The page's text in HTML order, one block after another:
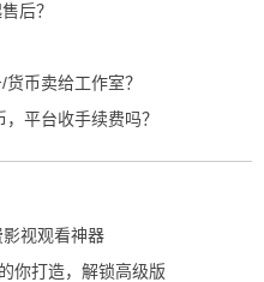
后？
币卖给工作室？
平台收手续费吗？
视观看神器
你打造，解锁高级版